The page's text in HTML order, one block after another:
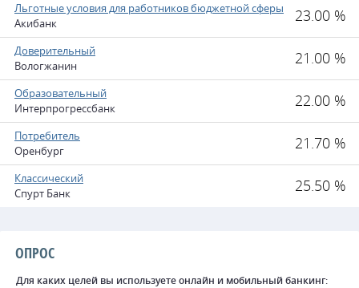
Льготные условия для работников бюджетной сферы
Акибанк
23.00 %
Доверительный
Вологжанин
21.00 %
Образовательный
Интерпрогрессбанк
22.00 %
Потребитель
Оренбург
21.70 %
Классический
Спурт Банк
25.50 %
ОПРОС
Для каких целей вы используете онлайн и мобильный банкинг: